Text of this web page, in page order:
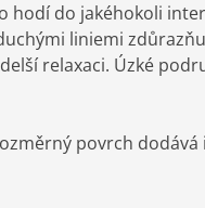
hodí do jakéhokoli
liniemi
relaxaci. Úzké
povrch